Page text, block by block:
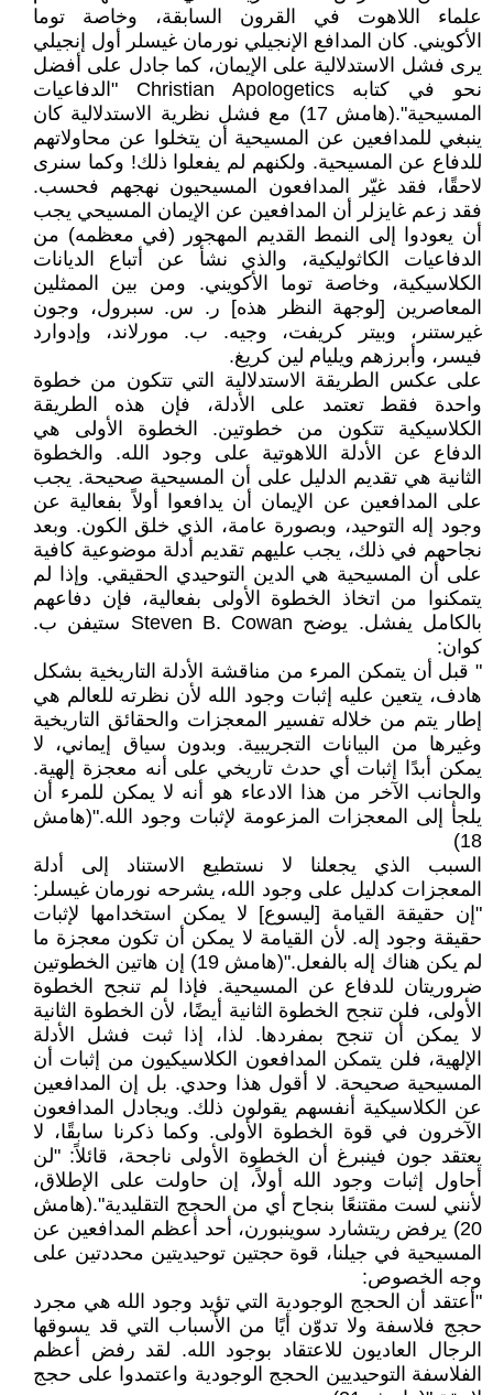
علماء اللاهوت في القرون السابقة، وخاصة توما
الأكويني. كان المدافع الإنجيلي نورمان غيسلر أول إنجيلي
يرى فشل الاستدلالية على الإيمان، كما جادل على أفضل
نحو في كتابه Christian Apologetics "الدفاعيات
المسيحية".(هامش 17) مع فشل نظرية الاستدلالية كان
ينبغي للمدافعين عن المسيحية أن يتخلوا عن محاولاتهم
للدفاع عن المسيحية. ولكنهم لم يفعلوا ذلك! وكما سنرى
لاحقًا، فقد غيّر المدافعون المسيحيون نهجهم فحسب.
فقد زعم غايزلر أن المدافعين عن الإيمان المسيحي يجب
أن يعودوا إلى النمط القديم المهجور (في معظمه) من
الدفاعيات الكاثوليكية، والذي نشأ عن أتباع الديانات
الكلاسيكية، وخاصة توما الأكويني. ومن بين الممثلين
المعاصرين [لوجهة النظر هذه] ر. س. سبرول، وجون
غيرستنر، وبيتر كريفت، وجيه. ب. مورلاند، وإدوارد
فيسر، وأبرزهم ويليام لين كريغ.
على عكس الطريقة الاستدلالية التي تتكون من خطوة
واحدة فقط تعتمد على الأدلة، فإن هذه الطريقة
الكلاسيكية تتكون من خطوتين. الخطوة الأولى هي
الدفاع عن الأدلة اللاهوتية على وجود الله. والخطوة
الثانية هي تقديم الدليل على أن المسيحية صحيحة. يجب
على المدافعين عن الإيمان أن يدافعوا أولاً بفعالية عن
وجود إله التوحيد، وبصورة عامة، الذي خلق الكون. وبعد
نجاحهم في ذلك، يجب عليهم تقديم أدلة موضوعية كافية
على أن المسيحية هي الدين التوحيدي الحقيقي. وإذا لم
يتمكنوا من اتخاذ الخطوة الأولى بفعالية، فإن دفاعهم
بالكامل يفشل. يوضح Steven B. Cowan ستيفن ب.
كوان:
" قبل أن يتمكن المرء من مناقشة الأدلة التاريخية بشكل
هادف، يتعين عليه إثبات وجود الله لأن نظرته للعالم هي
إطار يتم من خلاله تفسير المعجزات والحقائق التاريخية
وغيرها من البيانات التجريبية. وبدون سياق إيماني، لا
يمكن أبدًا إثبات أي حدث تاريخي على أنه معجزة إلهية.
والجانب الآخر من هذا الادعاء هو أنه لا يمكن للمرء أن
يلجأ إلى المعجزات المزعومة لإثبات وجود الله."(هامش
18)
السبب الذي يجعلنا لا نستطيع الاستناد إلى أدلة
المعجزات كدليل على وجود الله، يشرحه نورمان غيسلر:
"إن حقيقة القيامة [ليسوع] لا يمكن استخدامها لإثبات
حقيقة وجود إله. لأن القيامة لا يمكن أن تكون معجزة ما
لم يكن هناك إله بالفعل."(هامش 19) إن هاتين الخطوتين
ضروريتان للدفاع عن المسيحية. فإذا لم تنجح الخطوة
الأولى، فلن تنجح الخطوة الثانية أيضًا، لأن الخطوة الثانية
لا يمكن أن تنجح بمفردها. لذا، إذا ثبت فشل الأدلة
الإلهية، فلن يتمكن المدافعون الكلاسيكيون من إثبات أن
المسيحية صحيحة. لا أقول هذا وحدي. بل إن المدافعين
عن الكلاسيكية أنفسهم يقولون ذلك. ويجادل المدافعون
الآخرون في قوة الخطوة الأولى. وكما ذكرنا سابقًا، لا
يعتقد جون فينبرغ أن الخطوة الأولى ناجحة، قائلاً: "لن
أحاول إثبات وجود الله أولاً، إن حاولت على الإطلاق،
لأنني لست مقتنعًا بنجاح أي من الحجج التقليدية".(هامش
20) يرفض ريتشارد سوينبورن، أحد أعظم المدافعين عن
المسيحية في جيلنا، قوة حجتين توحيديتين محددتين على
وجه الخصوص:
"أعتقد أن الحجج الوجودية التي تؤيد وجود الله هي مجرد
حجج فلاسفة ولا تدوّن أيًا من الأسباب التي قد يسوقها
الرجال العاديون للاعتقاد بوجود الله. لقد رفض أعظم
الفلاسفة التوحيديين الحجج الوجودية واعتمدوا على حجج